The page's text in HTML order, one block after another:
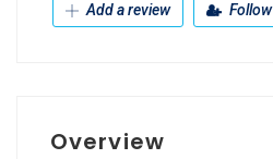
Add a review Follow
Overview